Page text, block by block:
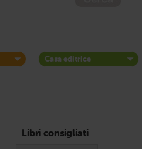
Casa editrice
Libri consigliati